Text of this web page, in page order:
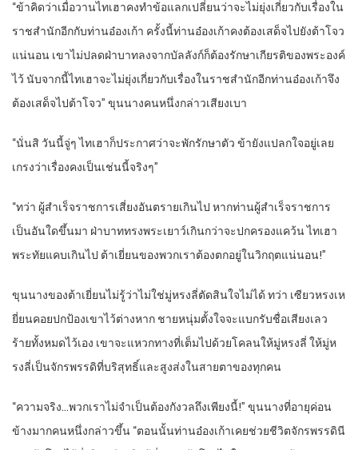
“ข้าคิดว่าเมื่อวานไทเฮาคงทำข้อแลกเปลี่ยนว่าจะไม่ยุ่งเกี่ยวกับเรื่องใน
ราชสำนักอีกกับท่านอ๋องเก้า ครั้งนี้ท่านอ๋องเก้าคงต้องเสด็จไปยังต้าโจว
แน่นอน เขาไม่ปลดฝ่าบาทลงจากบัลลังก์ก็ต้องรักษาเกียรติของพระองค์
ไว้ นับจากนี้ไทเฮาจะไม่ยุ่งเกี่ยวกับเรื่องในราชสำนักอีกท่านอ๋องเก้าจึง
ต้องเสด็จไปต้าโจว” ขุนนางคนหนึ่งกล่าวเสียงเบา
“นั่นสิ วันนี้จู่ๆ ไทเฮาก็ประกาศว่าจะพักรักษาตัว ข้ายังแปลกใจอยู่เลย
เกรงว่าเรื่องคงเป็นเช่นนี้จริงๆ”
“ทว่า ผู้สำเร็จราชการเสี่ยงอันตรายเกินไป หากท่านผู้สำเร็จราชการ
เป็นอันใดขึ้นมา ฝ่าบาททรงพระเยาว์เกินกว่าจะปกครองแคว้น ไทเฮา
พระทัยแคบเกินไป ต้าเยี่ยนของพวกเราต้องตกอยู่ในวิกฤตแน่นอน!”
ขุนนางของต้าเยี่ยนไม่รู้ว่าไม่ใช่มู่หรงลี่ตัดสินใจไม่ได้ ทว่า เซียวหรงเห
ยี่ยนคอยปกป้องเขาไว้ต่างหาก ชายหนุ่มตั้งใจจะแบกรับชื่อเสียงเลว
ร้ายทั้งหมดไว้เอง เขาจะแหวกทางที่เต็มไปด้วยโคลนให้มู่หรงลี่ ให้มู่ห
รงลี่เป็นจักรพรรดิที่บริสุทธิ์และสูงส่งในสายตาของทุกคน
“ความจริง…พวกเราไม่จำเป็นต้องกังวลถึงเพียงนี้!” ขุนนางที่อายุค่อน
ข้างมากคนหนึ่งกล่าวขึ้น “ตอนนั้นท่านอ๋องเก้าเคยช่วยชีวิตจักรพรรดินี